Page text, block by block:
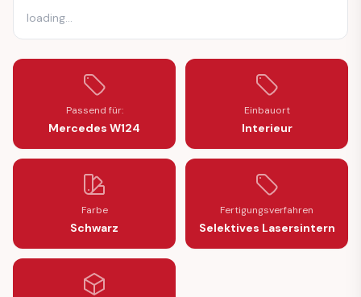
loading…
Passend für:
Mercedes W124
Einbauort
Interieur
Farbe
Schwarz
Fertigungsverfahren
Selektives Lasersintern